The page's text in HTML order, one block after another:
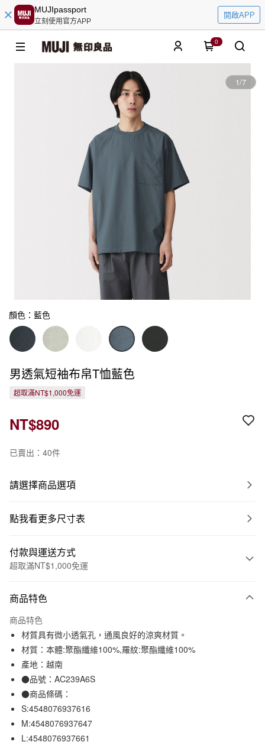
MUJIpassport
立刻使用官方APP
開啟APP
0
1/7
顏色：藍色
男透氣短袖布帛T恤藍色
超取滿NT$1,000免運
NT$890
已賣出：40件
請選擇商品選項
點我看更多尺寸表
付款與運送方式
超取滿NT$1,000免運
信用卡一次付款
信用卡分期付款
3 期 0 利率 每期NT$296
合作金庫商業銀行
華南商業銀行
上海商業儲蓄銀行
臺灣中小企業銀行
匯豐（台灣）商業銀行
聯邦商業銀行
超商取貨付款
LINE Pay
Apple Pay
街口支付
商品特色
商品特色
材質具有微小透氣孔，通風良好的涼爽材質。
材質：本體:聚酯纖維100%,羅紋:聚酯纖維100%
產地：越南
●品號：AC239A6S
●商品條碼：
S:4548076937616
M:4548076937647
L:4548076937661